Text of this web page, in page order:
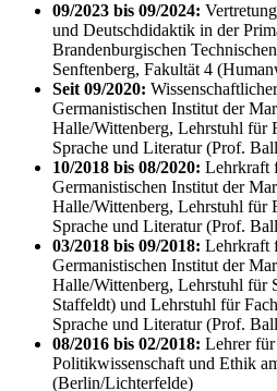
09/2023 bis 09/2024:
und Deutschdidaktik in der
Brandenburgischen
Senftenberg, Fakultät 4
Seit 09/2020:
Germanistischen Institut der
Halle/Wittenberg, Lehrstuhl für
Sprache und Literatur (Prof.
10/2018 bis 08/2020: Lehrkraft
Germanistischen Institut der
Halle/Wittenberg, Lehrstuhl für
Sprache und Literatur (Prof.
03/2018 bis 09/2018: Lehrkraft
Germanistischen Institut der
Halle/Wittenberg, Lehrstuhl für
Staffeldt) und Lehrstuhl für
Sprache und Literatur (Prof.
08/2016 bis 02/2018: Lehrer für
Politikwissenschaft und Ethik
(Berlin/Lichterfelde)